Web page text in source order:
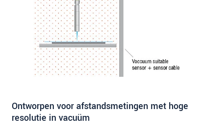
Ontworpen voor afstandsmetingen met hoge
resolutie in vacuüm